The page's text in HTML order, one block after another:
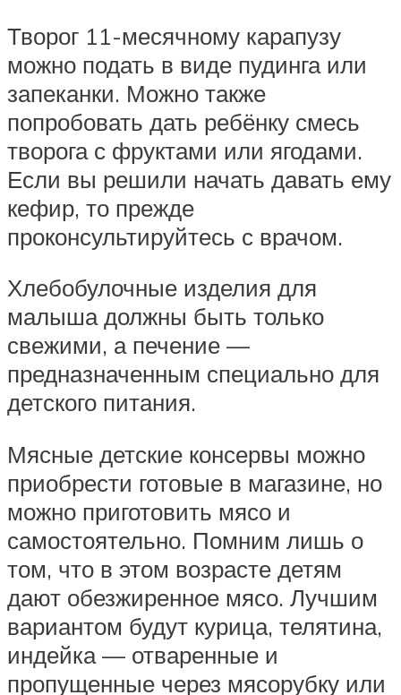
Творог 11-месячному карапузу
можно подать в виде пудинга или
запеканки. Можно также
попробовать дать ребёнку смесь
творога с фруктами или ягодами.
Если вы решили начать давать ему
кефир, то прежде
проконсультируйтесь с врачом.
Хлебобулочные изделия для
малыша должны быть только
свежими, а печение —
предназначенным специально для
детского питания.
Мясные детские консервы можно
приобрести готовые в магазине, но
можно приготовить мясо и
самостоятельно. Помним лишь о
том, что в этом возрасте детям
дают обезжиренное мясо. Лучшим
вариантом будут курица, телятина,
индейка — отваренные и
пропущенные через мясорубку или